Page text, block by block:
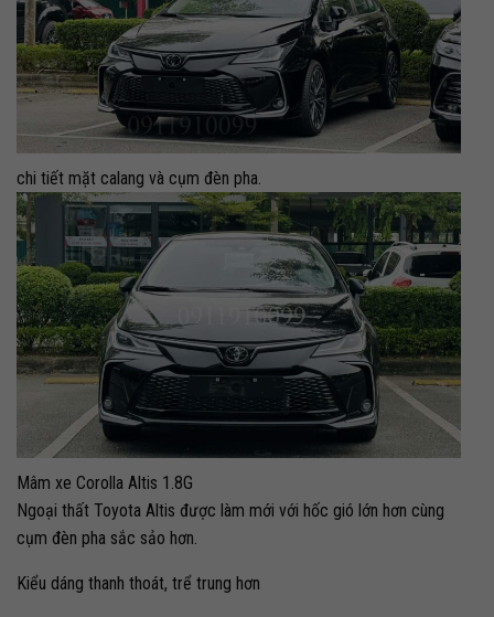
chi tiết mặt calang và cụm đèn pha.
Mâm xe Corolla Altis 1.8G
Ngoại thất Toyota Altis được làm mới với hốc gió lớn hơn cùng
cụm đèn pha sắc sảo hơn.
Kiểu dáng thanh thoát, trể trung hơn